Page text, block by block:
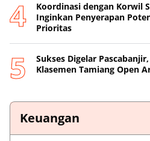
Koordinasi dengan Korwil
Inginkan Penyerapan
Prioritas
Sukses Digelar
Klasemen Tamiang Open
Keuangan